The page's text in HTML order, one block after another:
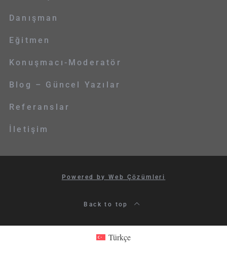
Danışman
Eğitmen
Konuşmacı-Moderatör
Blog – Güncel Yazılar
Referanslar
İletişim
Powered by Web Çözümleri
Back to top
Türkçe